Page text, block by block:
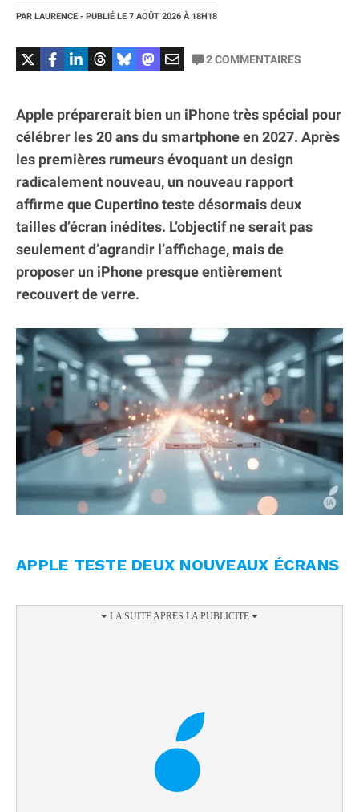
PAR LAURENCE - PUBLIÉ LE 7 AOÛT 2026 À 18H18
2COMMENTAIRES
Apple préparerait bien un iPhone très spécial pour
célébrer les 20 ans du smartphone en 2027. Après
les premières rumeurs évoquant un design
radicalement nouveau, un nouveau rapport
affirme que Cupertino teste désormais deux
tailles d’écran inédites. L’objectif ne serait pas
seulement d’agrandir l’affichage, mais de
proposer un iPhone presque entièrement
recouvert de verre.
APPLE TESTE DEUX NOUVEAUX ÉCRANS